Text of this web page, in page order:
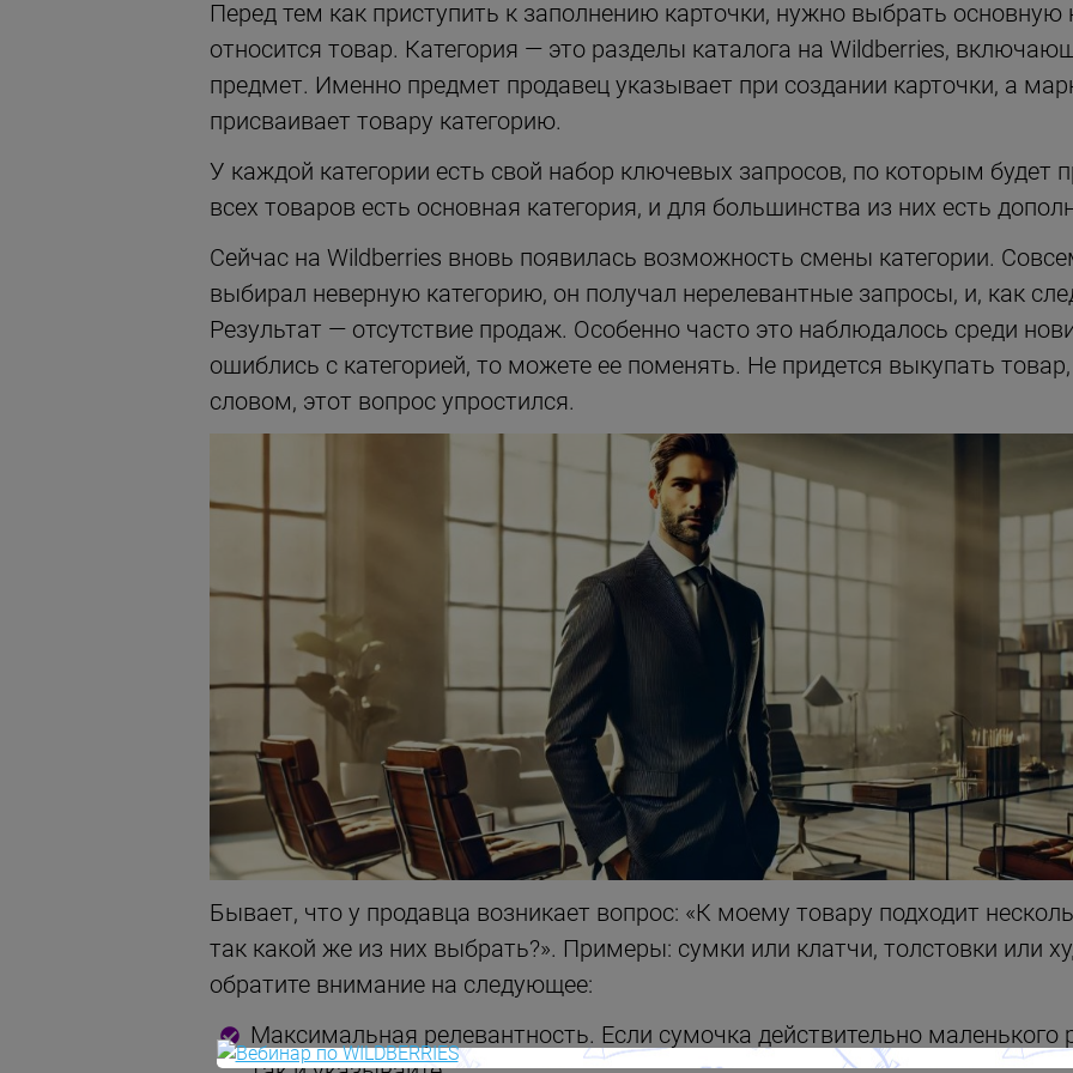
Перед тем как приступить к заполнению карточки, нужно выбрать основную
относится товар. Категория — это разделы каталога на Wildberries,
предмет. Именно предмет продавец указывает при создании карточки, а
присваивает товару категорию.
У каждой категории есть свой набор ключевых запросов, по которым будет
всех товаров есть основная категория, и для большинства из них есть
Сейчас на Wildberries вновь появилась возможность смены категории.
выбирал неверную категорию, он получал нерелевантные запросы, и, как
Результат — отсутствие продаж. Особенно часто это наблюдалось среди
ошиблись с категорией, то можете ее поменять. Не придется выкупать
словом, этот вопрос упростился.
Бывает, что у продавца возникает вопрос: «К моему товару подходит
так какой же из них выбрать?». Примеры: сумки или клатчи, толстовки или
обратите внимание на следующее:
Максимальная релевантность. Если сумочка действительно